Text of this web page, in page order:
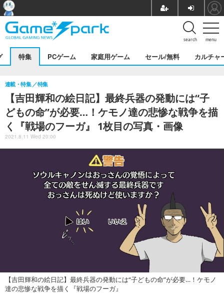
menu
search
特集 PCゲーム 家庭用ゲーム セール/無料 カルチャ
【吉田輝和の絵日記】最終兵器の発動には“子
どもの命”が必要…！ケモノ達の悲惨な戦争を描
く『戦場のフーガ』 1枚目の写真・画像
連載・特集 特集
2021.8.11 Wed 20:00
【吉田輝和の絵日記】最終兵器の発動には“子どもの命”が必要…！ケモノ
達の悲惨な戦争を描く『戦場のフーガ』